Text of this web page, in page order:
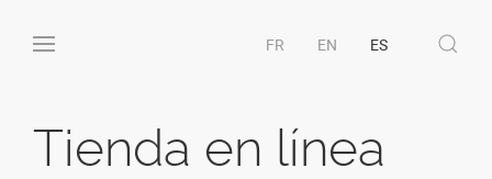
FR EN ES
Tienda en línea